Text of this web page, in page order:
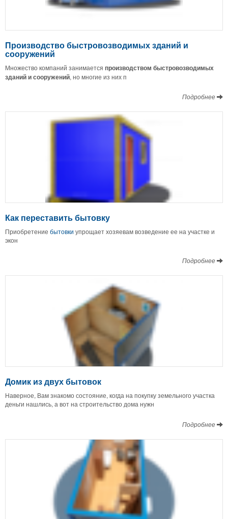
Производство быстровозводимых зданий и
сооружений
Множество компаний занимается производством быстровозводимых
зданий и сооружений, но многие из них п
Подробнее
Как переставить бытовку
Приобретение бытовки упрощает хозяевам возведение ее на участке и
экон
Подробнее
Домик из двух бытовок
Наверное, Вам знакомо состояние, когда на покупку земельного участка
деньги нашлись, а вот на строительство дома нужн
Подробнее